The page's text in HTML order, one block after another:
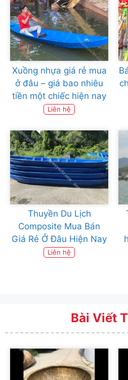
Xuồng nhựa giá rẻ mua
ở đâu – giá bao nhiêu
tiền một chiếc hiện nay
Liên hệ
Thuyền Du Lịch
Composite Mua Bán
Giá Rẻ Ở Đâu Hiện Nay
Liên hệ
Bài Viết